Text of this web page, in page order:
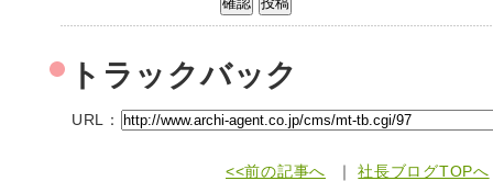
トラックバック
URL：
<<前の記事へ ｜ 社長ブログTOPへ